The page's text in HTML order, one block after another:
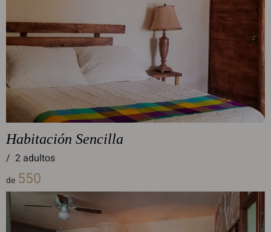
Habitación Sencilla
/ 2 adultos
de 550